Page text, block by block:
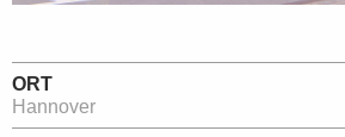
ORT
Hannover